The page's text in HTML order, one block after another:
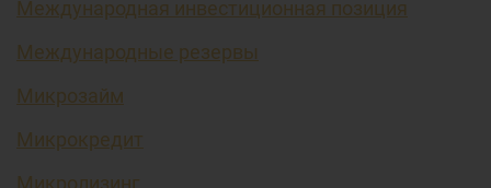
Международная инвестиционная позиция
Международные резервы
Микрозайм
Микрокредит
Микролизинг